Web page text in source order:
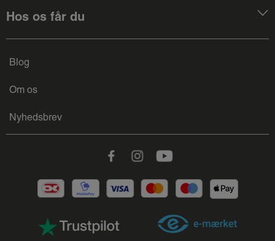
Hos os får du
Blog
Om os
Nyhedsbrev
FacebookInstagramYoutube